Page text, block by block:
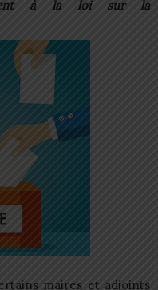
à la loi sur la
maires et adjoints